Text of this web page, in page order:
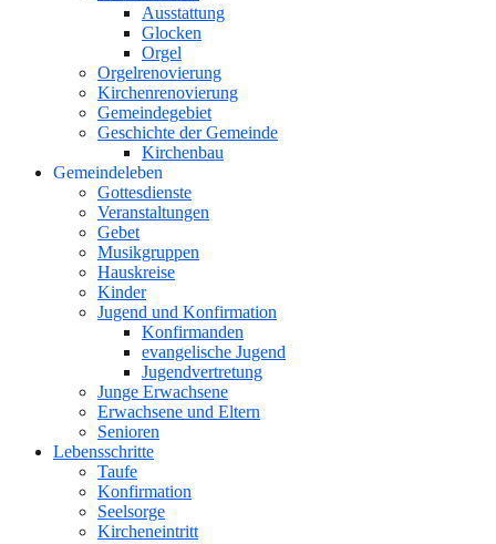
Ausstattung
Glocken
Orgel
Orgelrenovierung
Kirchenrenovierung
Gemeindegebiet
Geschichte der Gemeinde
Kirchenbau
Gemeindeleben
Gottesdienste
Veranstaltungen
Gebet
Musikgruppen
Hauskreise
Kinder
Jugend und Konfirmation
Konfirmanden
evangelische Jugend
Jugendvertretung
Junge Erwachsene
Erwachsene und Eltern
Senioren
Lebensschritte
Taufe
Konfirmation
Seelsorge
Kircheneintritt